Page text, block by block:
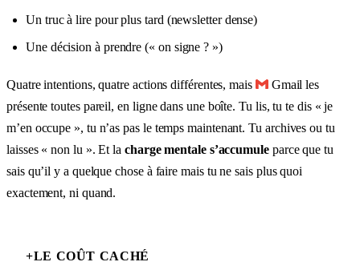
Un truc à lire pour plus tard (newsletter dense)
Une décision à prendre (« on signe ? »)
Quatre intentions, quatre actions différentes, mais
Gmail les
présente toutes pareil, en ligne dans une boîte. Tu lis, tu te dis « je
m’en occupe », tu n’as pas le temps maintenant. Tu archives ou tu
laisses « non lu ». Et la charge mentale s’accumuleparce que tu
sais qu’il y a quelque chose à faire mais tu ne sais plus quoi
exactement, ni quand.
+LE COÛT CACHÉ